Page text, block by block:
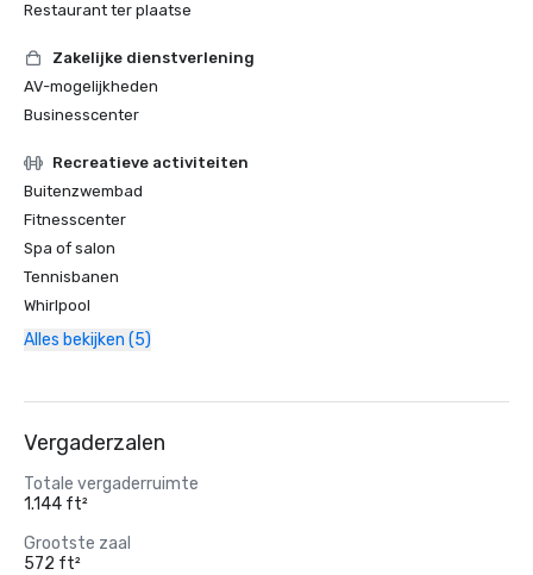
Restaurant ter plaatse
Zakelijke dienstverlening
AV-mogelijkheden
Businesscenter
Recreatieve activiteiten
Buitenzwembad
Fitnesscenter
Spa of salon
Tennisbanen
Whirlpool
Alles bekijken (5)
Vergaderzalen
Totale vergaderruimte
1.144 ft²
Grootste zaal
572 ft²